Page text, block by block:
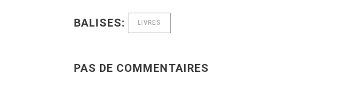
BALISES: LIVRES
PAS DE COMMENTAIRES